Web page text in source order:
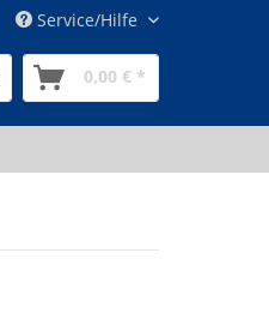
Service/Hilfe
0,00 € *